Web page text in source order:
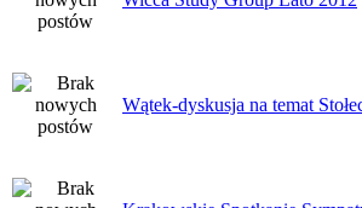
Wątek-dyskusja na temat